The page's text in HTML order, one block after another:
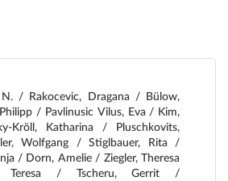
N. / Rakocevic, Dragana / Bülow,
/ Pavlinusic Vilus, Eva / Kim,
Kröll, Katharina / Pluschkovits,
Wolfgang / Stiglbauer, Rita /
/ Dorn, Amelie / Ziegler, Theresa
Teresa / Tscheru, Gerrit /